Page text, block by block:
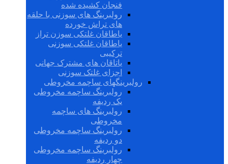
فنجان کشیده شده
رولبرینگ های سوزنی با حلقه
های تراش خورده
یاطاقان غلتکی سوزن تراز
یاطاقان غلتکی سوزنی
ترکیبی
یاتاقان های مشترک جهانی
اجزای غلتک سوزنی
رولبرینگهای ساچمه مخروطی
رولبرینگ ساچمه مخروطی
یک ردیفه
رولبرینگ های ساچمه
مخروطی
رولبرینگ ساچمه مخروطی
دو ردیفه
رولبرینگ ساچمه مخروطی
چهار ردیفه